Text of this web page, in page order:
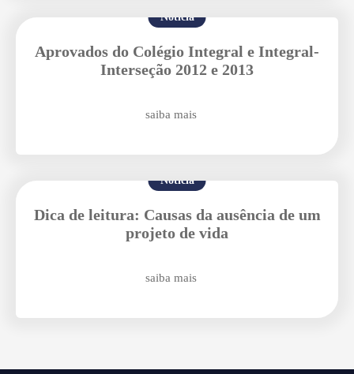
Notícia
Aprovados do Colégio Integral e Integral-
Interseção 2012 e 2013
saiba mais
Notícia
Dica de leitura: Causas da ausência de um
projeto de vida
saiba mais